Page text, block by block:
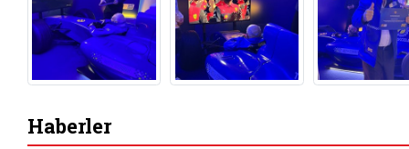
Haberler